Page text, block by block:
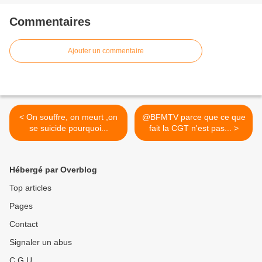
Commentaires
Ajouter un commentaire
< On souffre, on meurt ,on
se suicide pourquoi...
@BFMTV parce que ce que
fait la CGT n'est pas... >
Hébergé par Overblog
Top articles
Pages
Contact
Signaler un abus